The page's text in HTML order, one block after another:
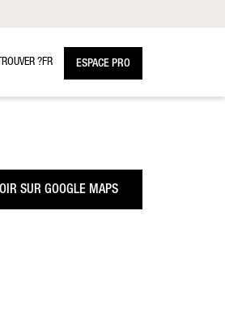
?FR ESPACE PRO
SUR GOOGLE MAPS